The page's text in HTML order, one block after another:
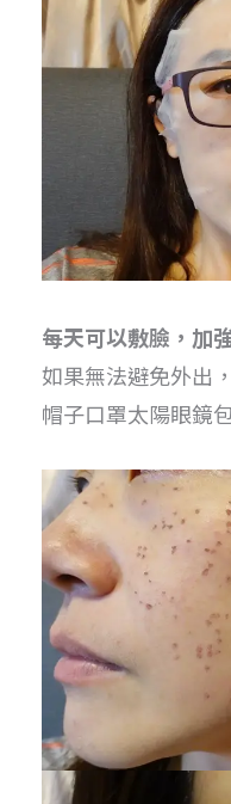
每天可以敷臉，加
如果無法避免外出
帽子口罩太陽眼鏡